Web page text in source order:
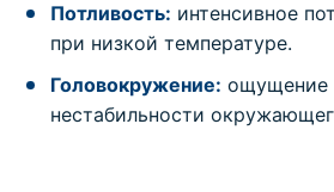
Потливость: интенсивное
при низкой температуре.
Головокружение: ощущение
нестабильности